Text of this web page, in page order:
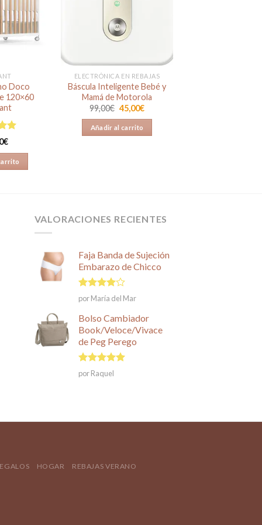
Añadir
a la
deseos
Doco
120×60
en
€
ELECTRÓNICA EN REBAJAS
Báscula Inteligente Bebé y
Mamá de Motorola
99,00€ El
precio
original
era:
45,00€El
Añadir al carrito
VALORACIONES RECIENTES
Faja Banda de Sujeción
Embarazo de Chicco
Valorado
en
5
por María del Mar
Bolso Cambiador
Book/Veloce/Vivace
de Peg Perego
Valorado en
5
de 5
por Raquel
HOGAR REBAJAS VERANO